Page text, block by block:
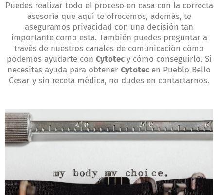
Puedes realizar todo el proceso en casa con la correcta
asesoría que aquí te ofrecemos, además, te
aseguramos privacidad con una decisión tan
importante como esta. También puedes preguntar a
través de nuestros canales de comunicación cómo
podemos ayudarte con Cytotecy cómo conseguirlo. Si
necesitas ayuda para obtener Cytotec en Pueblo Bello
Cesar y sin receta médica, no dudes en contactarnos.